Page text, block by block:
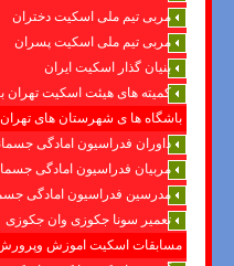
مربی تیم ملی اسکیت دختران
مربی تیم ملی اسکیت پسران
بنیان گذار اسکیت ایران
کمیته های هیئت اسکیت تهران
باشگاه ها ی شهرستان های
داوران فدراسیون امادگی
مربیان فدراسیون امادگی
مدرسین فدراسیون امادگی
تعمیر سونا جکوزی وان جکوزی
مسابقات اسکیت اموزش